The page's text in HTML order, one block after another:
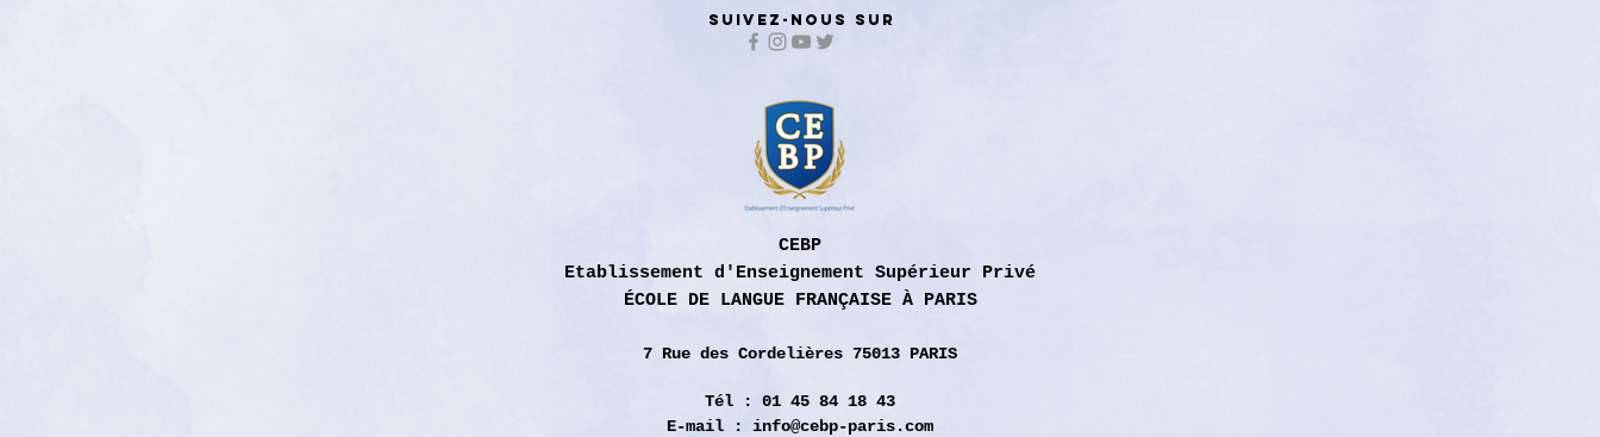
SUIVEZ-NOUS SUR
CEBP
Etablissement d'Enseignement Supérieur Privé
ÉCOLE DE LANGUE FRANÇAISE À PARIS
7 Rue des Cordelières 75013 PARIS
Tél : 01 45 84 18 43
E-mail : info@cebp-paris.com